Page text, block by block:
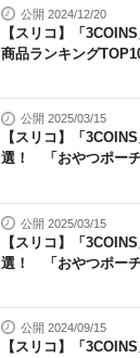
公開 2024/12/20
【スリコ】「
商品ランキング
公開 2025/03/15
【スリコ】「
選！ 「おやつポー
公開 2025/03/15
【スリコ】「
選！ 「おやつポー
公開 2024/09/15
【スリコ】「